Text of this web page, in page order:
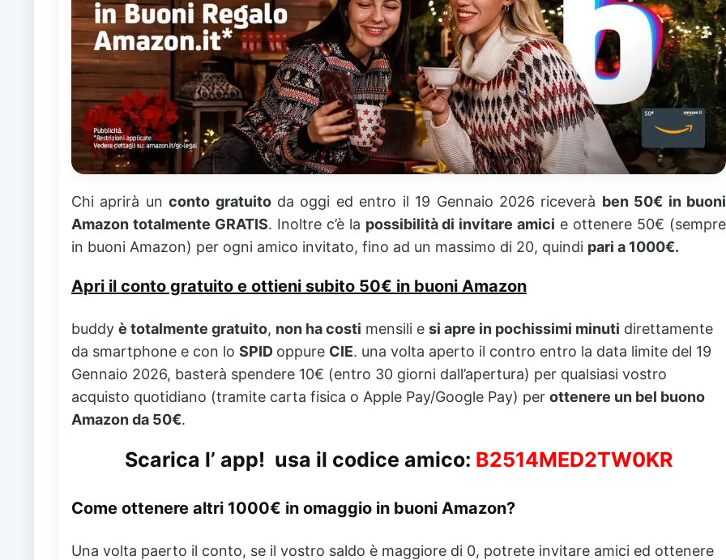
Chi aprirà unconto gratuitoda oggi ed entro il 19 Gennaio 2026 riceverà ben 50€ in buoni
Amazon totalmente GRATIS. Inoltre c’è la possibilità di invitare amici e ottenere 50€ (sempre
in buoni Amazon) per ogni amico invitato, fino ad un massimo di 20, quindi pari a 1000€.
Apri il conto gratuito e ottieni subito 50€ in buoni Amazon
buddy è totalmente gratuito, non ha costi mensili e si apre in pochissimi minuti direttamente
da smartphone e con lo SPID oppure CIE. una volta aperto il contro entro la data limite del 19
Gennaio 2026, basterà spendere 10€ (entro 30 giorni dall’apertura) per qualsiasi vostro
acquisto quotidiano (tramite carta fisica o Apple Pay/Google Pay) per ottenere un bel buono
Amazon da 50€.
Scarica l’ app! usa il codice amico: B2514MED2TW0KR
Come ottenere altri 1000€ in omaggio in buoni Amazon?
Una volta paerto il conto, se il vostro saldo è maggiore di 0, potrete invitare amici ed ottenere